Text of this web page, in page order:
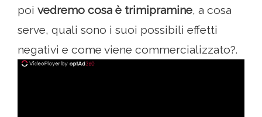
poi vedremo cosa è trimipramine, a cosa
serve, quali sono i suoi possibili effetti
negativi e come viene commercializzato?.